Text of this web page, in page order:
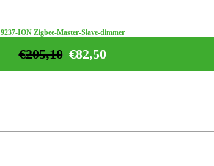
9237-ION Zigbee-Master-Slave-dimmer
€82,50
€205,10